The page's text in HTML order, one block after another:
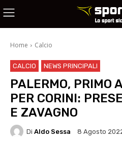
Home Calcio
CALCIO NEWS PRINCIPALI
PALERMO, PRIMO
PER CORINI:
E ZAVAGNO
Di Aldo Sessa 8 Agosto